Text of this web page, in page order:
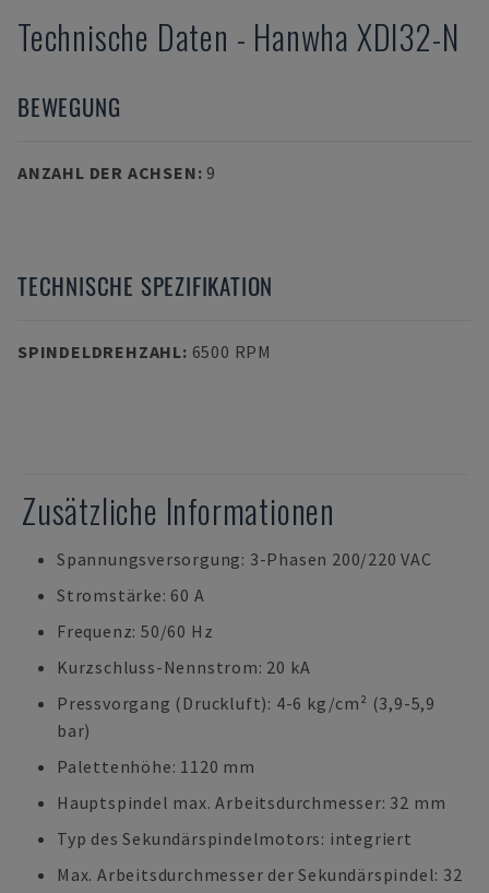
Technische Daten - Hanwha XDI32-N
BEWEGUNG
ANZAHL DER ACHSEN: 9
TECHNISCHE SPEZIFIKATION
SPINDELDREHZAHL: 6500 RPM
Zusätzliche Informationen
Spannungsversorgung: 3-Phasen 200/220 VAC
Stromstärke: 60 A
Frequenz: 50/60 Hz
Kurzschluss-Nennstrom: 20 kA
Pressvorgang (Druckluft): 4-6 kg/cm² (3,9-5,9
bar)
Palettenhöhe: 1120 mm
Hauptspindel max. Arbeitsdurchmesser: 32 mm
Typ des Sekundärspindelmotors: integriert
Max. Arbeitsdurchmesser der Sekundärspindel: 32